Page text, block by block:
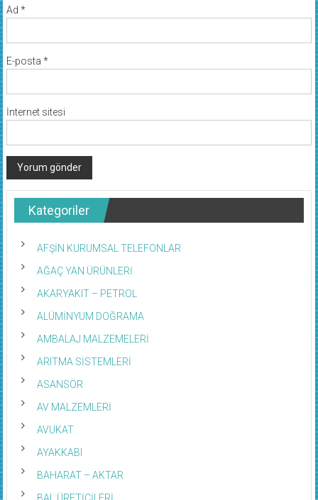
Ad *
E-posta *
İnternet sitesi
Kategoriler
AFŞİN KURUMSAL TELEFONLAR
AĞAÇ YAN ÜRÜNLERİ
AKARYAKIT – PETROL
ALÜMİNYUM DOĞRAMA
AMBALAJ MALZEMELERİ
ARITMA SİSTEMLERİ
ASANSÖR
AV MALZEMLERİ
AVUKAT
AYAKKABI
BAHARAT – AKTAR
BAL ÜRETİCİLERİ